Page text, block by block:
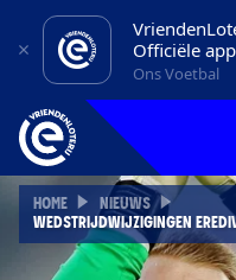
Officiële app
Ons Voetbal
HOME
NIEUWS
WEDSTRIJDWIJZIGINGEN